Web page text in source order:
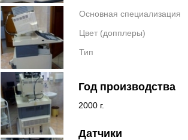
Основная специализация
Цвет (допплеры)
Тип
Год производства
2000 г.
Датчики